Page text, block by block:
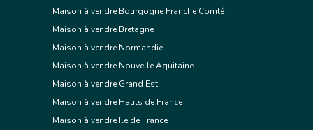
Maison à vendre Bourgogne Franche Comté
Maison à vendre Bretagne
Maison à vendre Normandie
Maison à vendre Nouvelle Aquitaine
Maison à vendre Grand Est
Maison à vendre Hauts de France
Maison à vendre Ile de France